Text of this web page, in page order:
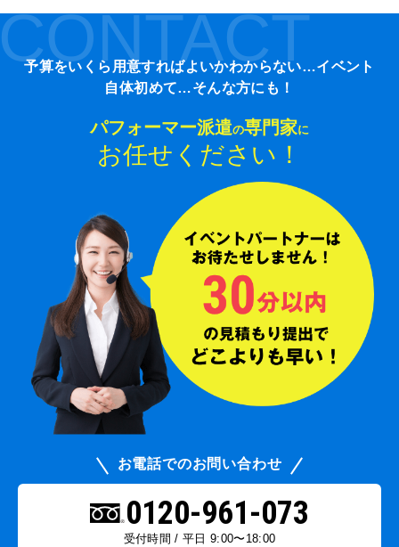
予算をいくら用意すればよいかわからない…イベント
自体初めて…そんな方にも！
パフォーマー派遣の専門家に
お任せください！
お電話でのお問い合わせ
0120-961-073
受付時間 / 平日 9:00〜18:00